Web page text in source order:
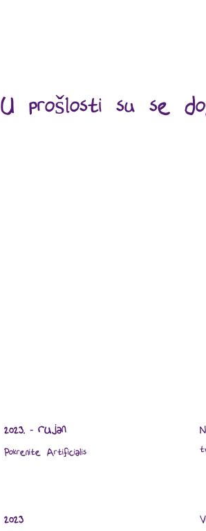
U prošlosti su se
2023. - rujan
Pokrenite Artificialis
2023